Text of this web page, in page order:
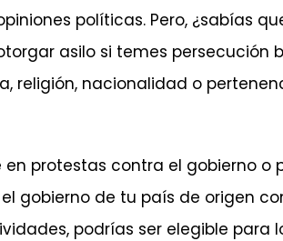
políticas. Pero, ¿sabías
asilo si temes persecución
religión, nacionalidad o
protestas contra el gobierno o
gobierno de tu país de origen
podrías ser elegible para